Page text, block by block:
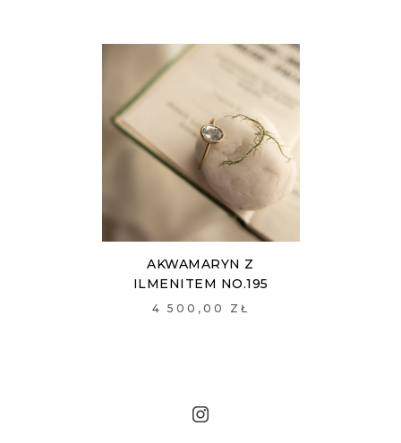
AKWAMARYN Z
ILMENITEM NO.195
4 500,00 ZŁ